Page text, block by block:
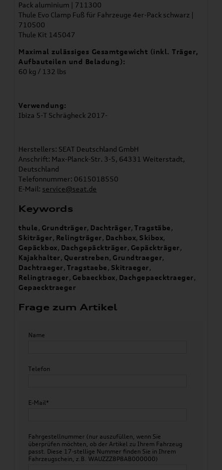
Pack aluminium | 711300
Thule Evo Clamp Fuß für Fahrzeuge 4er-Pack schwarz |
710500
Thule Kit 145047
Maximal zulässiges Gesamtgewicht (inkl. Träger,
Aufbauteilen und Beladung):
60 kg / 132 lbs
Verwendung:
Ibiza 5-T Schrägheck 2017-
Herstellers: SEAT Deutschland GmbH
Anschrift: Max-Planck-Str. 3-5, 64331 Weiterstadt,
Deutschland
Telefonnummer: 0615018550
E-Mail: service@seat.de
Keywords
thule, Grundträger, Dachträger,Tragstäbe,
Skiträger, Relingträger, Dachbox, Skibox,
Gepäckbox, Dachgepäckträger, Gepäckträger,
Kajakhalter, Querstreben, Grundtraeger,
Dachtraeger, Tragstaebe, Skitraeger,
Relingtraeger, Gebaeckbox, Dachgepaecktraeger,
Gepaecktraeger
Frage zum Artikel
Name
Telefon
E-Mail*
Fahrgestellnummer (nur auszufüllen, wenn Sie
überprüfen möchten, ob der Artikel zu Ihrem Fahrzeug
passt. Diese 17-stellige Nummer finden Sie in Ihrem
Fahrzeugschein, z.B. WAUZZZ8P8AB000000)